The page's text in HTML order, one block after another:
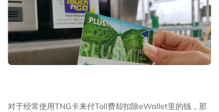
对于经常使用TNG卡来付Toll费却扣除eWallet里的钱，那